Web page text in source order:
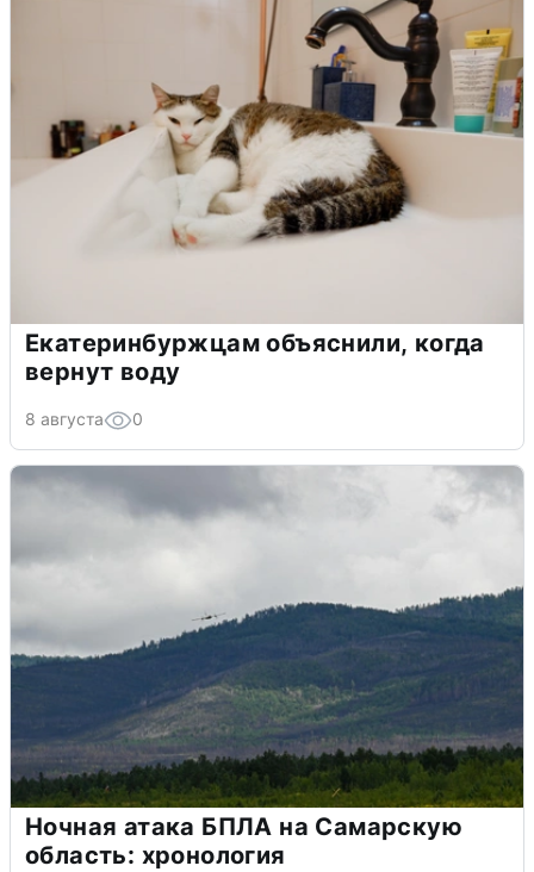
Екатеринбуржцам объяснили, когда
вернут воду
8 августа 0
Ночная атака БПЛА на Самарскую
область: хронология